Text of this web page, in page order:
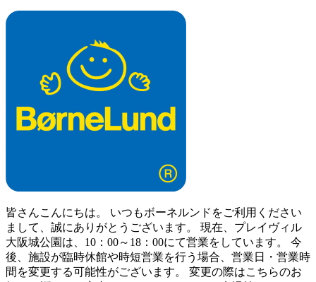
皆さんこんにちは。 いつもボーネルンドをご利用ください
まして、誠にありがとうございます。 現在、プレイヴィル
大阪城公園は、10：00～18：00にて営業をしています。 今
後、施設が臨時休館や時短営業を行う場合、営業日・営業時
間を変更する可能性がございます。 変更の際はこちらのお